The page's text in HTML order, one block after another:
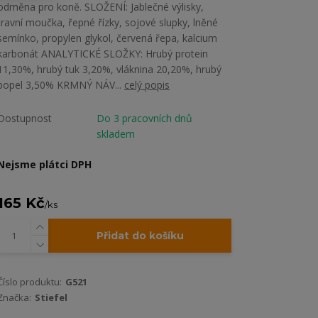
pro koně. SLOŽENÍ: Jablečné výlisky,
moučka, řepné řízky, sojové slupky, lněné
propylen glykol, červená řepa, kalcium
ANALYTICKÉ SLOŽKY: Hrubý protein
hrubý tuk 3,20%, vláknina 20,20%, hrubý
3,50% KRMNÝ NÁV... celý popis
Do 3 pracovních dnů
skladem
plátci DPH
Kč/ks
Přidat do košíku
produktu: G521
Stiefel